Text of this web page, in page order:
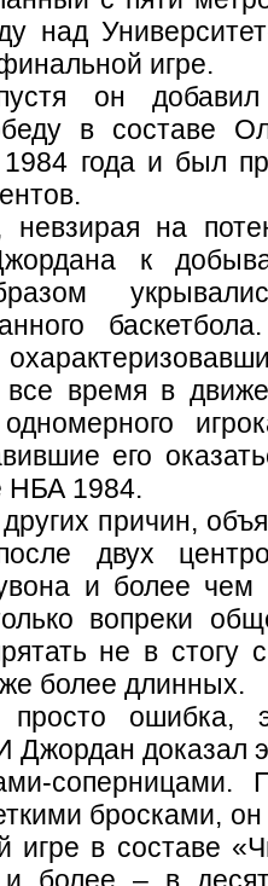
над
игре.
он
в составе
года и был
на
к
все время в
его
НБА 1984.
причин,
двух
и более чем
вопреки
не в стогу
более длинных.
ошибка,
Джордан доказал
соперницами.
бросками,
игре в составе